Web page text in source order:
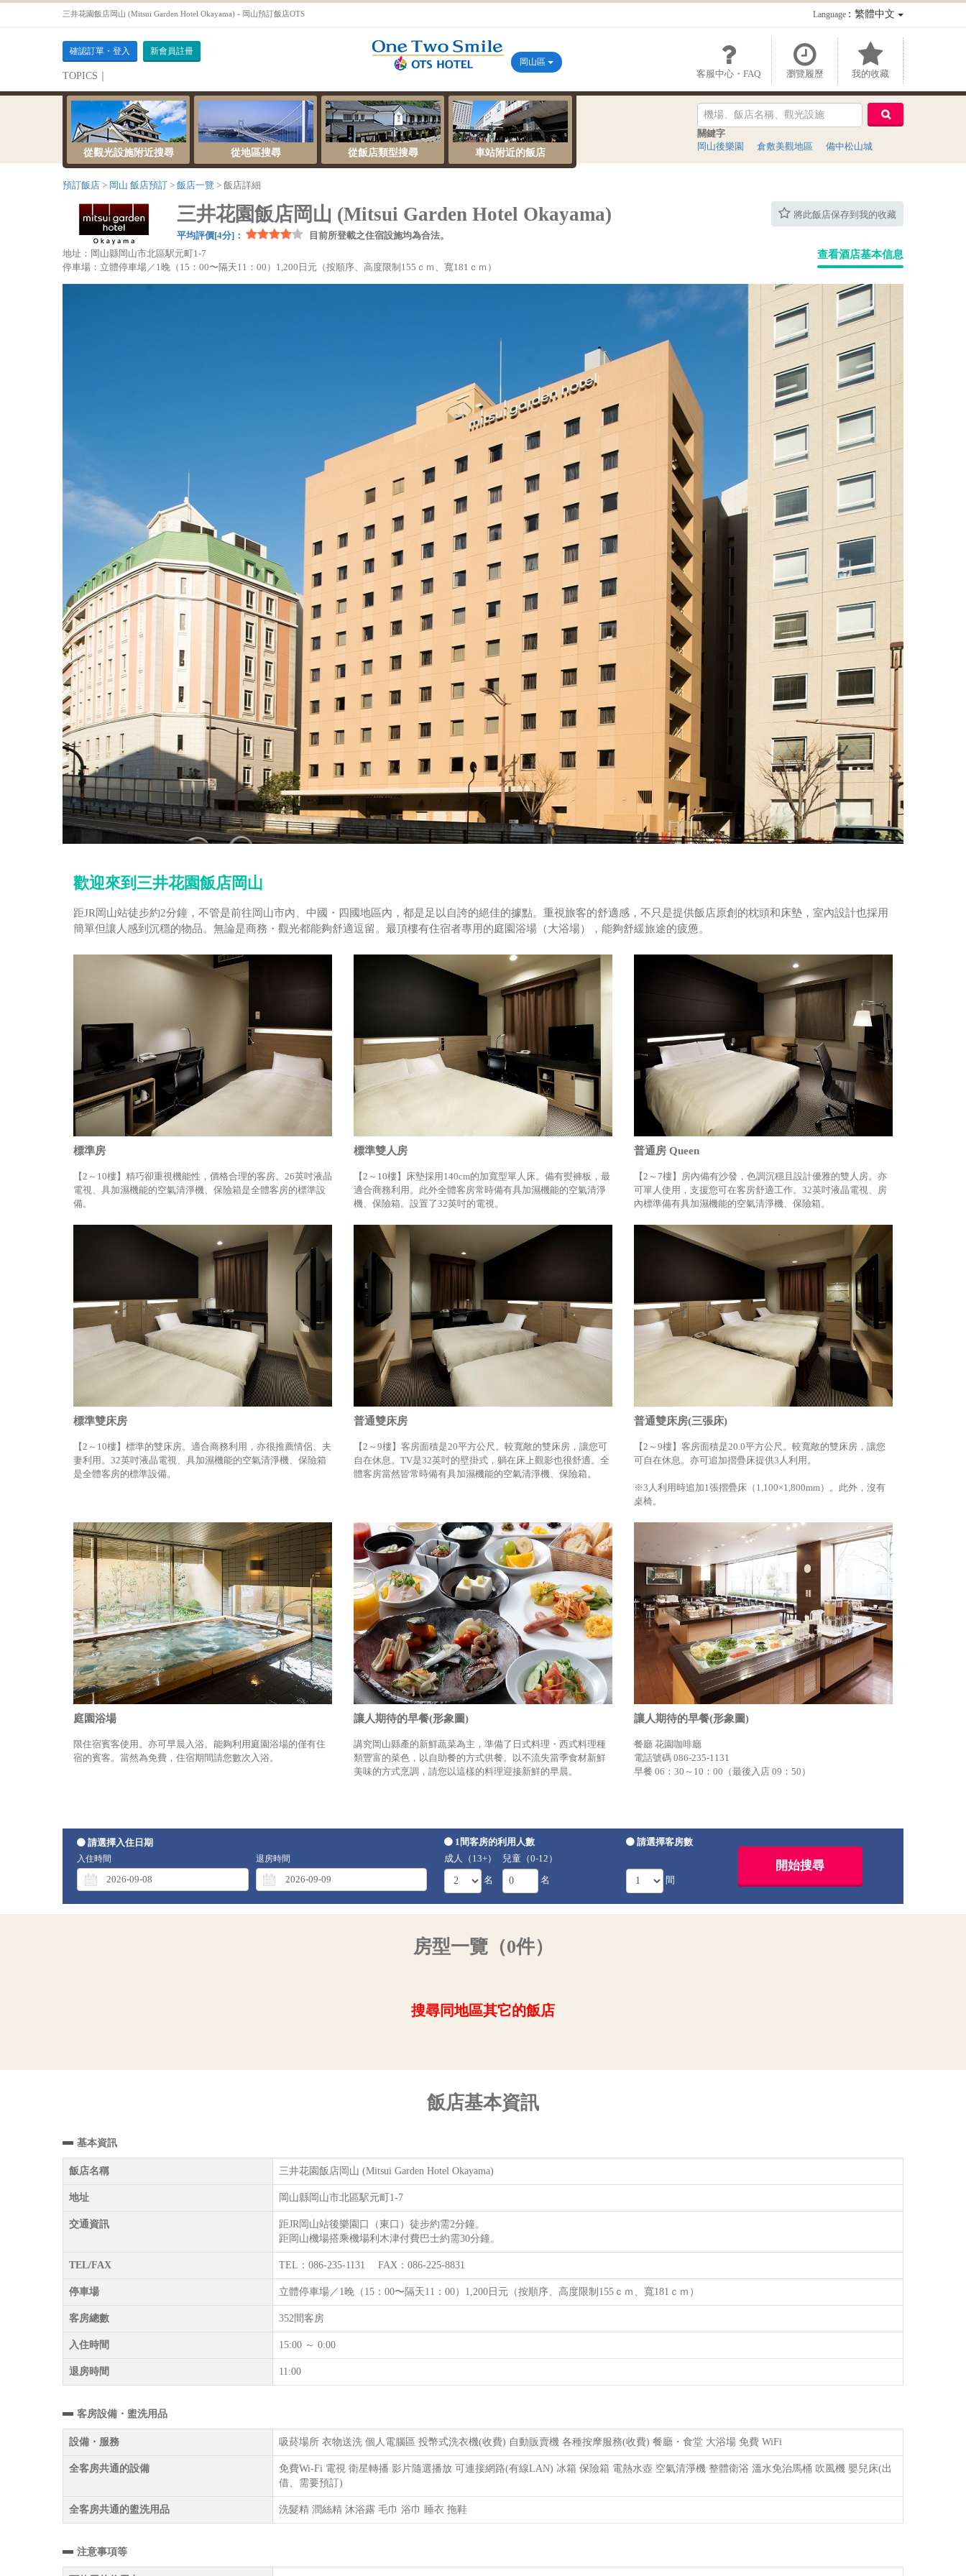
三井花園飯店岡山 (Mitsui Garden Hotel Okayama) - 岡山預訂飯店OTS Language：繁體中文
確認訂單・登入 新會員註冊
TOPICS｜
伺服器維護公告
客服中心・FAQ 瀏覽履歷 我的收藏
岡山區
從觀光設施附近搜尋 從地區搜尋 從飯店類型搜尋 車站附近的飯店
關鍵字
岡山後樂園
倉敷美觀地區 備中松山城
預訂飯店 岡山 飯店預訂 飯店一覽 飯店詳細
將此飯店保存到我的收藏
三井花園飯店岡山 (Mitsui Garden Hotel Okayama)
平均評價[4分]：
目前所登載之住宿設施均為合法。
地址：岡山縣岡山市北區駅元町1-7
停車場：立體停車場／1晚（15：00〜隔天11：00）1,200日元（按順序、高度限制155ｃｍ、寬181ｃｍ）
查看酒店基本信息
歡迎來到三井花園飯店岡山
距JR岡山站徒步約2分鐘，不管是前往岡山市內、中國・四國地區內，都是足以自誇的絕佳的據點。重視旅客的舒適感，不只是提供飯店原創的枕頭和床墊，室內設計也採用
簡單但讓人感到沉穩的物品。無論是商務・觀光都能夠舒適逗留。最頂樓有住宿者專用的庭園浴場（大浴場），能夠舒緩旅途的疲憊。
標準房
【2～10樓】精巧卻重視機能性，價格合理的客房。26英吋液晶
電視、具加濕機能的空氣清淨機、保險箱是全體客房的標準設
備。
標準雙人房
【2～10樓】床墊採用140cm的加寬型單人床。備有熨褲板，最
適合商務利用。此外全體客房常時備有具加濕機能的空氣清淨
機、保險箱。設置了32英吋的電視。
普通房 Queen
【2～7樓】房內備有沙發，色調沉穩且設計優雅的雙人房。亦
可單人使用，支援您可在客房舒適工作。32英吋液晶電視、房
內標準備有具加濕機能的空氣清淨機、保險箱。
標準雙床房
【2～10樓】標準的雙床房。適合商務利用，亦很推薦情侶、夫
妻利用。32英吋液晶電視、具加濕機能的空氣清淨機、保險箱
是全體客房的標準設備。
普通雙床房
【2～9樓】客房面積是20平方公尺。較寬敞的雙床房，讓您可
自在休息。TV是32英吋的壁掛式，躺在床上觀影也很舒適。全
體客房當然皆常時備有具加濕機能的空氣清淨機、保險箱。
普通雙床房(三張床)
【2～9樓】客房面積是20.0平方公尺。較寬敞的雙床房，讓您
可自在休息。亦可追加摺疊床提供3人利用。
※3人利用時追加1張摺疊床（1,100×1,800mm）。此外，沒有
桌椅。
庭園浴場
限住宿賓客使用。亦可早晨入浴。能夠利用庭園浴場的僅有住
宿的賓客。當然為免費，住宿期間請您數次入浴。
讓人期待的早餐(形象圖)
講究岡山縣產的新鮮蔬菜為主，準備了日式料理・西式料理種
類豐富的菜色，以自助餐的方式供餐。以不流失當季食材新鮮
美味的方式烹調，請您以這樣的料理迎接新鮮的早晨。
讓人期待的早餐(形象圖)
餐廳 花園咖啡廳
電話號碼 086-235-1131
早餐 06：30～10：00（最後入店 09：50）
請選擇入住日期
入住時間 退房時間
1間客房的利用人數
成人（13+）
名
兒童（0-12）
名
請選擇客房數
間
房型一覽（0件）
搜尋同地區其它的飯店
飯店基本資訊
基本資訊
飯店名稱 三井花園飯店岡山 (Mitsui Garden Hotel Okayama)
地址 岡山縣岡山市北區駅元町1-7
交通資訊
距JR岡山站後樂園口（東口）徒步約需2分鐘。
距岡山機場搭乘機場利木津付費巴士約需30分鐘。
TEL/FAX TEL：086-235-1131 FAX：086-225-8831
停車場 立體停車場／1晚（15：00〜隔天11：00）1,200日元（按順序、高度限制155ｃｍ、寬181ｃｍ）
客房總數 352間客房
入住時間 15:00 ～ 0:00
退房時間 11:00
客房設備・盥洗用品
設備・服務 吸菸場所 衣物送洗 個人電腦區 投幣式洗衣機(收費) 自動販賣機 各種按摩服務(收費) 餐廳・食堂 大浴場 免費 WiFi
全客房共通的設備
免費Wi-Fi 電視 衛星轉播 影片隨選播放 可連接網路(有線LAN) 冰箱 保險箱 電熱水壺 空氣清淨機 整體衛浴 溫水免治馬桶 吹風機 嬰兒床(出
借、需要預訂)
全客房共通的盥洗用品 洗髮精 潤絲精 沐浴露 毛巾 浴巾 睡衣 拖鞋
注意事項等